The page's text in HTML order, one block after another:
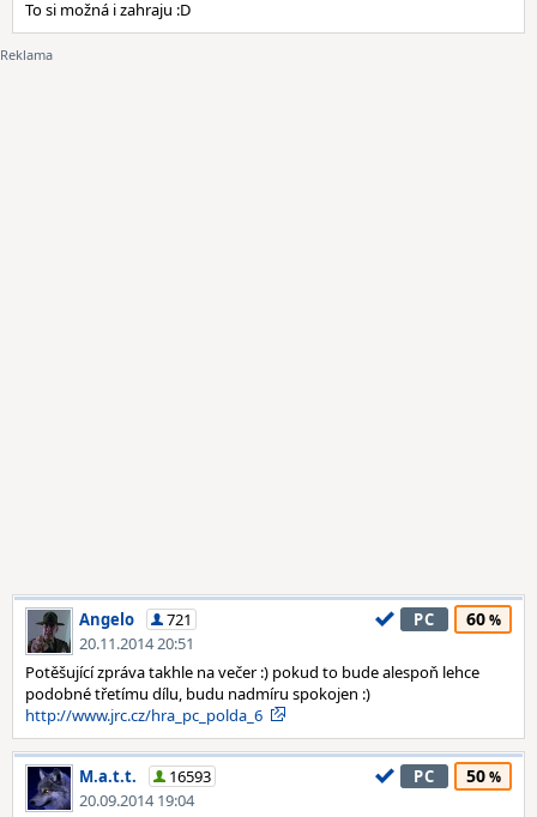
To si možná i zahraju :D
Angelo
721
20.11.2014 20:51
PC 60
Potěšující zpráva takhle na večer :) pokud to bude alespoň lehce
podobné třetímu dílu, budu nadmíru spokojen :)
http://www.jrc.cz/hra_pc_polda_6
M.a.t.t.
16593
20.09.2014 19:04
PC 50